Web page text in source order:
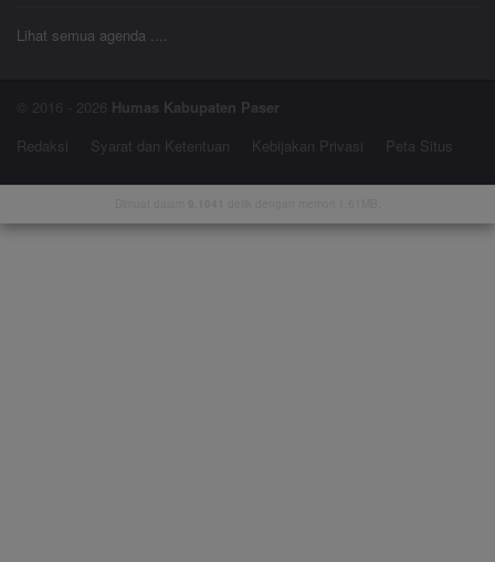
Lihat semua agenda ....
© 2016 - 2026 Humas Kabupaten Paser
Redaksi
Syarat dan Ketentuan Kebijakan Privasi Peta Situs